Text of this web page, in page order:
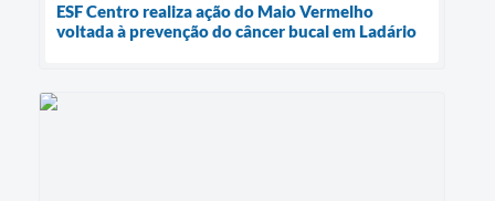
ESF Centro realiza ação do Maio Vermelho
voltada à prevenção do câncer bucal em Ladário